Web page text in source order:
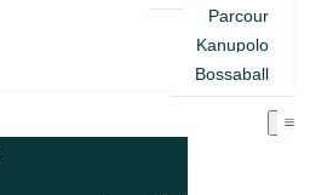
Parcour
Kanupolo
Bossaball